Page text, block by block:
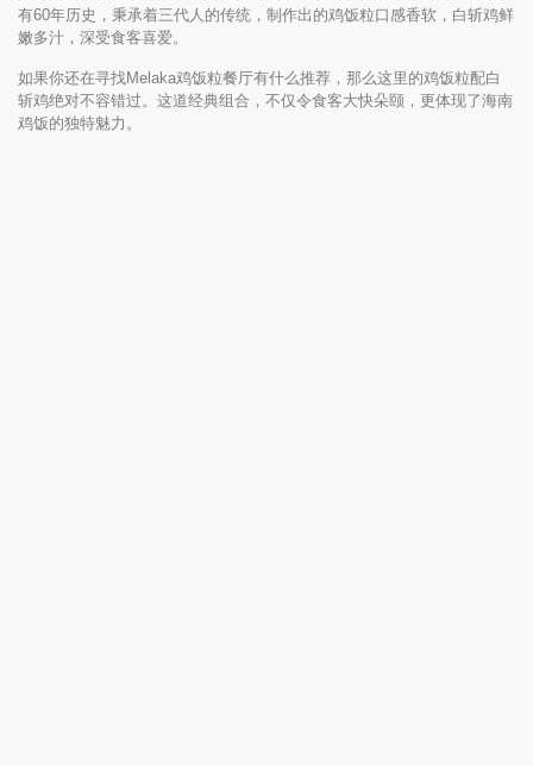
有60年历史，秉承着三代人的传统，制作出的鸡饭粒口感香软，白斩鸡鲜
嫩多汁，深受食客喜爱。
如果你还在寻找Melaka鸡饭粒餐厅有什么推荐，那么这里的鸡饭粒配白
斩鸡绝对不容错过。这道经典组合，不仅令食客大快朵颐，更体现了海南
鸡饭的独特魅力。